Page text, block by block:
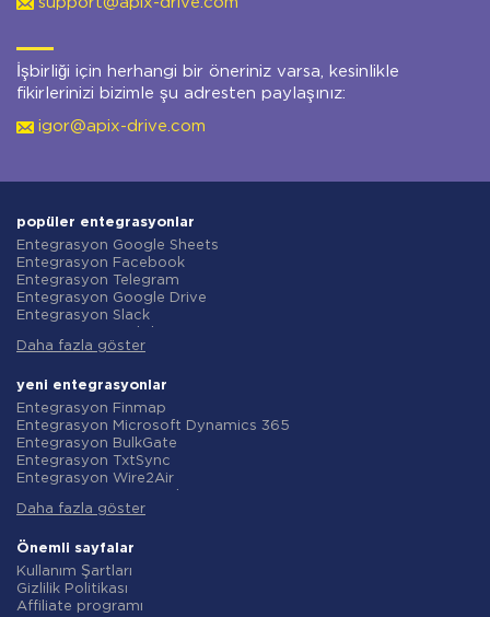
İşbirliği için herhangi bir öneriniz varsa, kesinlikle
fikirlerinizi bizimle şu adresten paylaşınız:
igor@apix-drive.com
popüler entegrasyonlar
Entegrasyon Google Sheets
Entegrasyon Facebook
Entegrasyon Telegram
Entegrasyon Google Drive
Entegrasyon Slack
Entegrasyon Gmail
Entegrasyon ClickUp
Entegrasyon Airtable
Entegrasyon Google Contacts
Entegrasyon OpenAI (ChatGPT)
Entegrasyon Instagram
Entegrasyon ActiveCampaign
Entegrasyon Typeform
Entegrasyon Salesforce CRM
Entegrasyon Notion
Entegrasyon AWeber
Entegrasyon Asana
Entegrasyon ZOHO CRM
Daha fazla göster
yeni entegrasyonlar
Entegrasyon Finmap
Entegrasyon Microsoft Dynamics 365
Entegrasyon BulkGate
Entegrasyon TxtSync
Entegrasyon Wire2Air
Entegrasyon Infobip
Entegrasyon AtomPark
Entegrasyon TXTImpact
Entegrasyon Campaign Monitor
Entegrasyon CM.com
Daha fazla göster
Önemli sayfalar
Kullanım Şartları
Gizlilik Politikası
Affiliate programı